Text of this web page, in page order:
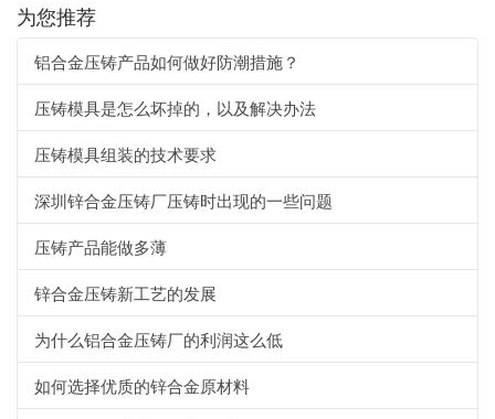
为您推荐
铝合金压铸产品如何做好防潮措施？
压铸模具是怎么坏掉的，以及解决办法
压铸模具组装的技术要求
深圳锌合金压铸厂压铸时出现的一些问题
压铸产品能做多薄
锌合金压铸新工艺的发展
为什么铝合金压铸厂的利润这么低
如何选择优质的锌合金原材料